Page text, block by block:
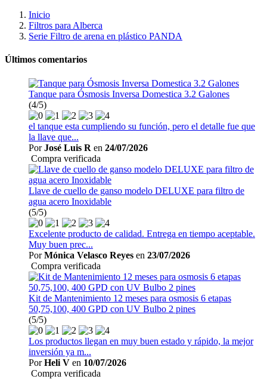
Inicio
Filtros para Alberca
Serie Filtro de arena en plástico PANDA
Últimos comentarios
Tanque para Ósmosis Inversa Domestica 3.2 Galones
(4/5)
el tanque esta cumpliendo su función, pero el detalle fue que
la llave que...
PorJosé Luis R en 24/07/2026
Compra verificada
Llave de cuello de ganso modelo DELUXE para filtro de
agua acero Inoxidable
(5/5)
Excelente producto de calidad. Entrega en tiempo aceptable.
Muy buen prec...
PorMónica Velasco Reyes en 23/07/2026
Compra verificada
Kit de Mantenimiento 12 meses para osmosis 6 etapas
50,75,100, 400 GPD con UV Bulbo 2 pines
(5/5)
Los productos llegan en muy buen estado y rápido, la mejor
inversión ya m...
PorHeli V en 10/07/2026
Compra verificada